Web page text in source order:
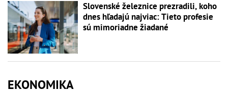
Slovenské železnice prezradili, koho
dnes hľadajú najviac: Tieto profesie
sú mimoriadne žiadané
EKONOMIKA